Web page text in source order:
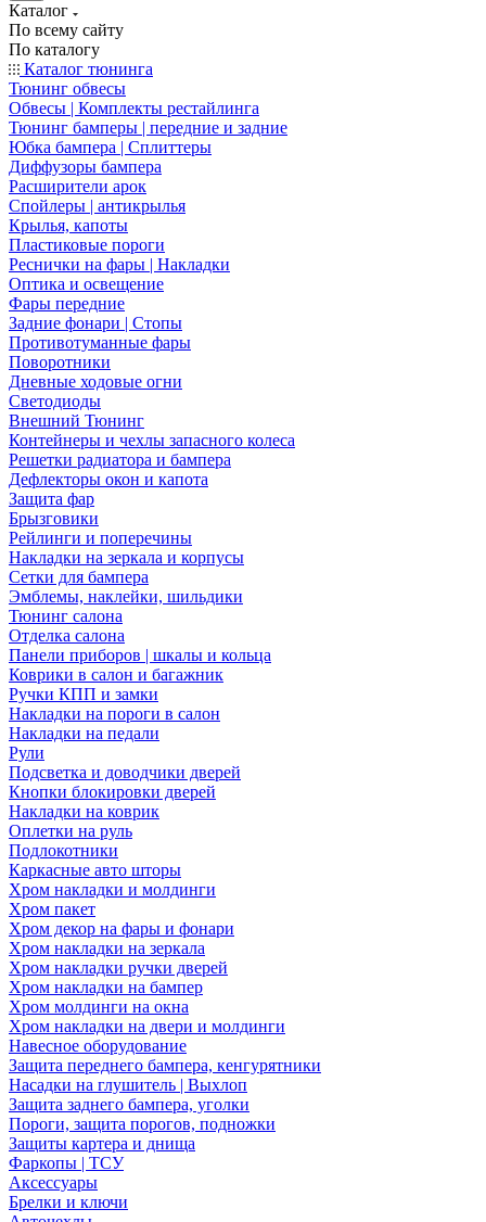
Каталог
По всему сайту
По каталогу
Каталог тюнинга
Тюнинг обвесы
Обвесы | Комплекты рестайлинга
Тюнинг бамперы | передние и задние
Юбка бампера | Сплиттеры
Диффузоры бампера
Расширители арок
Спойлеры | антикрылья
Крылья, капоты
Пластиковые пороги
Реснички на фары | Накладки
Оптика и освещение
Фары передние
Задние фонари | Стопы
Противотуманные фары
Поворотники
Дневные ходовые огни
Светодиоды
Внешний Тюнинг
Контейнеры и чехлы запасного колеса
Решетки радиатора и бампера
Дефлекторы окон и капота
Защита фар
Брызговики
Рейлинги и поперечины
Накладки на зеркала и корпусы
Сетки для бампера
Эмблемы, наклейки, шильдики
Тюнинг салона
Отделка салона
Панели приборов | шкалы и кольца
Коврики в салон и багажник
Ручки КПП и замки
Накладки на пороги в салон
Накладки на педали
Рули
Подсветка и доводчики дверей
Кнопки блокировки дверей
Накладки на коврик
Оплетки на руль
Подлокотники
Каркасные авто шторы
Хром накладки и молдинги
Хром пакет
Хром декор на фары и фонари
Хром накладки на зеркала
Хром накладки ручки дверей
Хром накладки на бампер
Хром молдинги на окна
Хром накладки на двери и молдинги
Навесное оборудование
Защита переднего бампера, кенгурятники
Насадки на глушитель | Выхлоп
Защита заднего бампера, уголки
Пороги, защита порогов, подножки
Защиты картера и днища
Фаркопы | ТСУ
Аксессуары
Брелки и ключи